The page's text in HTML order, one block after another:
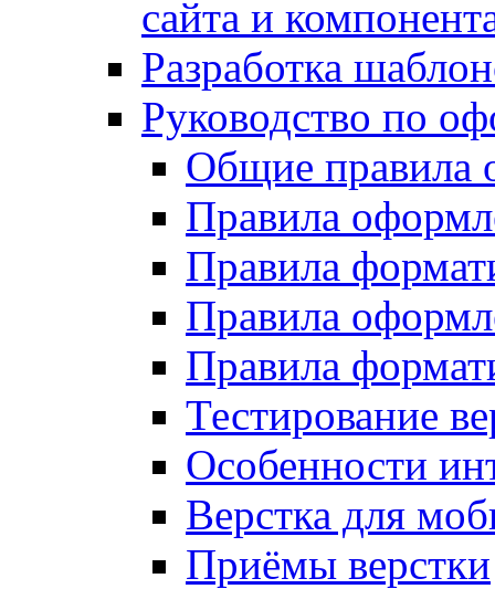
сайта и
Разработка
Руководство по
Общие правила
Правила
Правила
Правила
Правила
Тестирование
Особенности
Верстка для
Приёмы верстки